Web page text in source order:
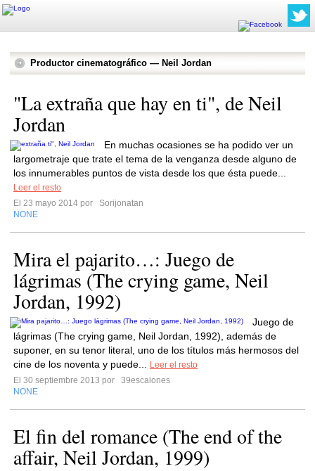
Productor cinematográfico — Neil Jordan
"La extraña que hay en ti", de Neil
Jordan
En muchas ocasiones se ha podido ver un
largometraje que trate el tema de la venganza desde alguno de
los innumerables puntos de vista desde los que ésta puede...
Leer el resto
El 23 mayo 2014 por
Sorijonatan
NONE
Mira el pajarito…: Juego de
lágrimas (The crying game, Neil
Jordan, 1992)
Juego de
lágrimas (The crying game, Neil Jordan, 1992), además de
suponer, en su tenor literal, uno de los títulos más hermosos del
cine de los noventa y puede...
Leer el resto
El 30 septiembre 2013 por
39escalones
NONE
El fin del romance (The end of the
affair, Neil Jordan, 1999)